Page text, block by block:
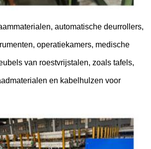
automatische deurrollers,
operatiekamers, medische
van roestvrijstalen, zoals tafels,
en kabelhulzen voor